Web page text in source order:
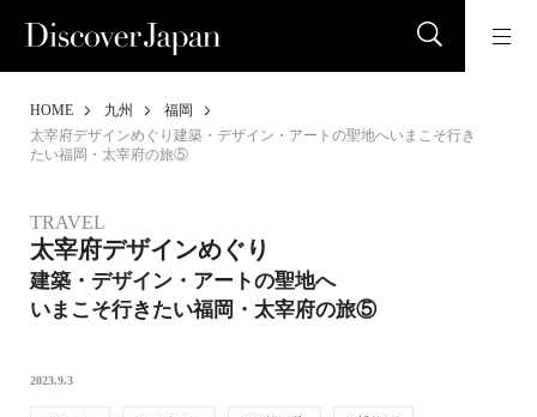
HOME 九州
福岡
太宰府デザインめぐり建築・デザイン・アートの聖地へいまこそ行き
たい福岡・太宰府の旅⑤
TRAVEL
太宰府デザインめぐり
建築・デザイン・アートの聖地へ
いまこそ行きたい福岡・太宰府の旅⑤
2023.9.3